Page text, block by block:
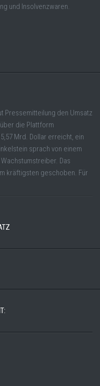
und Insolvenzwaren.
Pressemitteilung den Umsatz
die Plattform
Mrd. Dollar erreicht, ein
sprach von einem
Das
kräftigsten geschoben. Für